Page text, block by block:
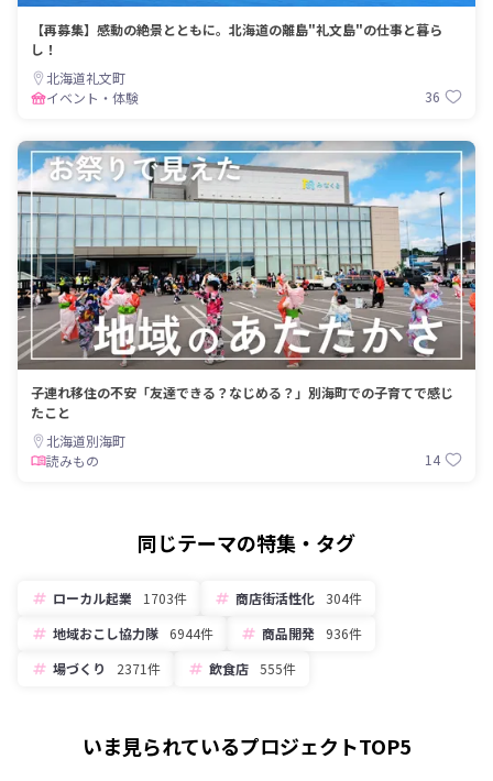
【再募集】感動の絶景とともに。北海道の離島"礼文島"の仕事と暮ら
し！
北海道礼文町
イベント・体験
36
子連れ移住の不安「友達できる？なじめる？」別海町での子育てで感じ
たこと
北海道別海町
読みもの
14
同じテーマの特集・タグ
ローカル起業 1703件 商店街活性化 304件
地域おこし協力隊
6944件 商品開発
936件
場づくり
2371件 飲食店 555件
いま見られているプロジェクトTOP5